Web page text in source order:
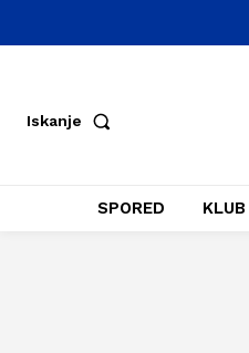
Iskanje
SPORED KLUB